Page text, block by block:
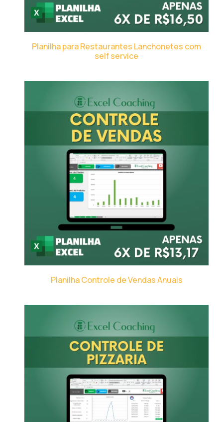
Planilha para Restaurantes Lanchonetes com
self service
Planilha Controle de Vendas Anuais